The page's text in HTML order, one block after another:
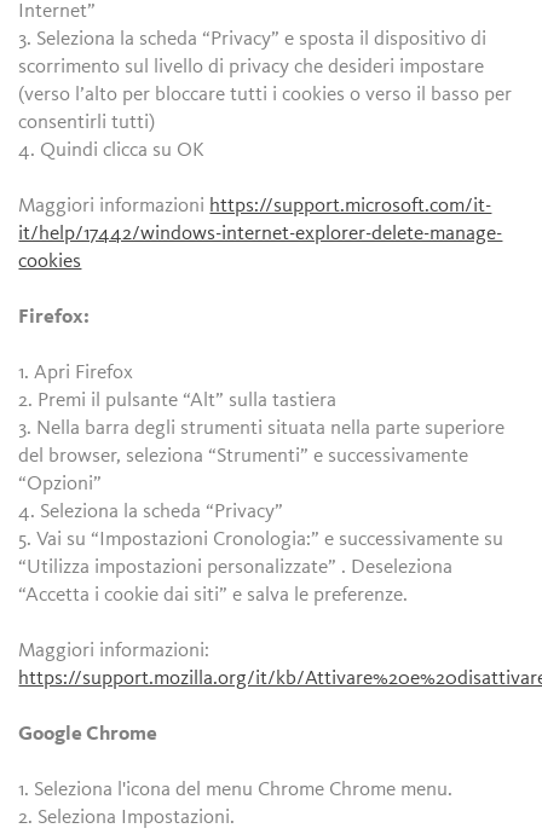
Internet”
3. Seleziona la scheda “Privacy” e sposta il dispositivo di
scorrimento sul livello di privacy che desideri impostare
(verso l’alto per bloccare tutti i cookies o verso il basso per
consentirli tutti)
4. Quindi clicca su OK
Maggiori informazioni https://support.microsoft.com/it-
it/help/17442/windows-internet-explorer-delete-manage-
cookies
Firefox:
1. Apri Firefox
2. Premi il pulsante “Alt” sulla tastiera
3. Nella barra degli strumenti situata nella parte superiore
del browser, seleziona “Strumenti” e successivamente
“Opzioni”
4. Seleziona la scheda “Privacy”
5. Vai su “Impostazioni Cronologia:” e successivamente su
“Utilizza impostazioni personalizzate” . Deseleziona
“Accetta i cookie dai siti” e salva le preferenze.
Maggiori informazioni:
https://support.mozilla.org/it/kb/
Google Chrome
1. Seleziona l'icona del menu Chrome Chrome menu.
2. Seleziona Impostazioni.